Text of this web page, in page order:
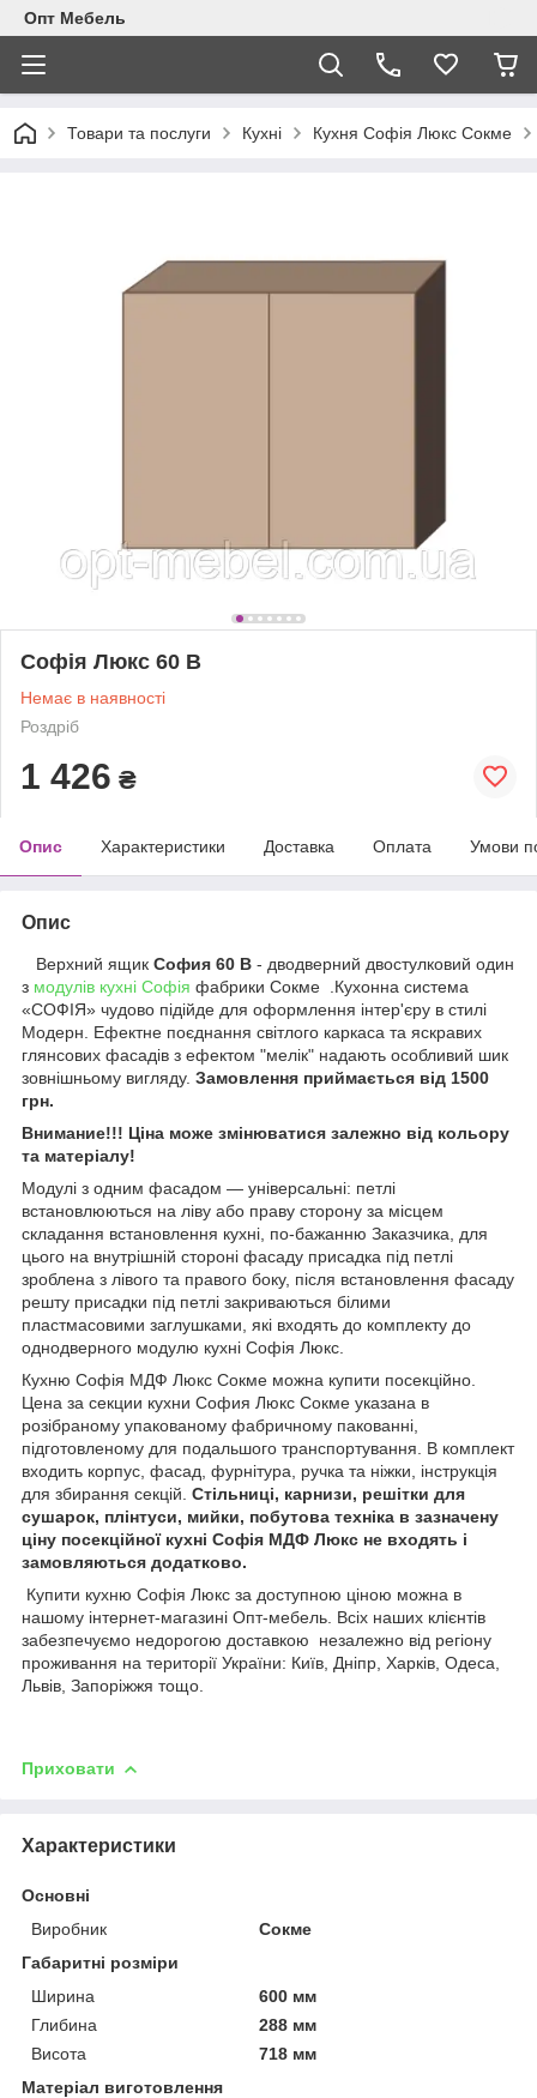
Опт Мебель
Товари та послуги Кухні Кухня Софія Люкс Сокме
Софія Люкс 60 В
Немає в наявності
Роздріб
1 426 ₴
Опис Характеристики Доставка Оплата Умови
Опис
Верхний ящик София 60 В - дводверний двостулковий один
з модулів кухні Софія фабрики Сокме .Кухонна система
«СОФІЯ» чудово підійде для оформлення інтер'єру в стилі
Модерн. Ефектне поєднання світлого каркаса та яскравих
глянсових фасадів з ефектом "мелік" надають особливий шик
зовнішньому вигляду. Замовлення приймається від 1500
грн.
Внимание!!! Ціна може змінюватися залежно від кольору
та матеріалу!
Модулі з одним фасадом — універсальні: петлі
встановлюються на ліву або праву сторону за місцем
складання встановлення кухні, по-бажанню Заказчика, для
цього на внутрішній стороні фасаду присадка під петлі
зроблена з лівого та правого боку, після встановлення фасаду
решту присадки під петлі закриваються білими
пластмасовими заглушками, які входять до комплекту до
однодверного модулю кухні Софія Люкс.
Кухню Софія МДФ Люкс Сокме можна купити посекційно.
Цена за секции кухни София Люкс Сокме указана в
розібраному упакованому фабричному пакованні,
підготовленому для подальшого транспортування. В комплект
входить корпус, фасад, фурнітура, ручка та ніжки, інструкція
для збирання секцій. Стільниці, карнизи, решітки для
сушарок, плінтуси, мийки, побутова техніка в зазначену
ціну посекційної кухні Софія МДФ Люкс не входять і
замовляються додатково.
Купити кухню Софія Люкс за доступною ціною можна в
нашому інтернет-магазині Опт-мебель. Всіх наших клієнтів
забезпечуємо недорогою доставкою незалежно від регіону
проживання на території України: Київ, Дніпр, Харків, Одеса,
Львів, Запоріжжя тощо.
Приховати
Характеристики
Основні
Виробник
Сокме
Габаритні розміри
Ширина
600 мм
Глибина
288 мм
Висота
718 мм
Матеріал виготовлення